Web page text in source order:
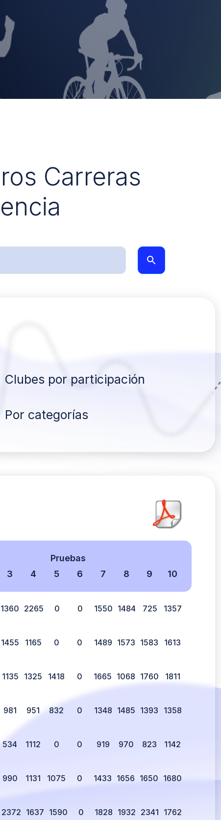
Carreras
Clubes por participación
Por categorías
Pruebas
3 4 5 6 7 8 9 10
1360 2265 0 0 1550 1484 725 1357
1455 1165 0 0 1489 1573 1583 1613
1135 1325 1418 0 1665 1068 1760 1811
981 951 832 0 1348 1485 1393 1358
534 1112 0 0 919 970 823 1142
990 1131 1075 0 1433 1656 1650 1680
2372 1637 1590 0 1828 1932 2341 1762